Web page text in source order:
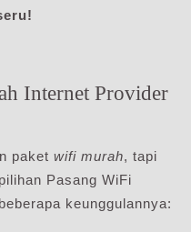
Internet Provider
paket wifi murah, tapi
Pasang WiFi
keunggulannya: